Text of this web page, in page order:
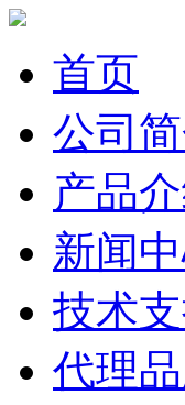
首页
公司
产品
新闻
技术
代理